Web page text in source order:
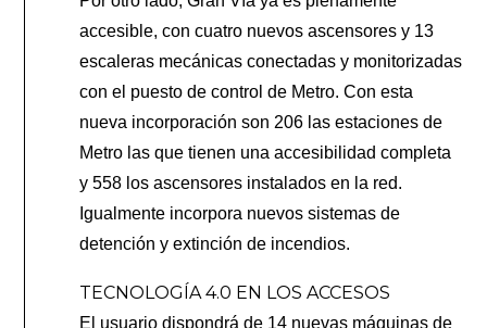
accesible, con cuatro nuevos ascensores y 13
escaleras mecánicas conectadas y monitorizadas
con el puesto de control de Metro. Con esta
nueva incorporación son 206 las estaciones de
Metro las que tienen una accesibilidad completa
y 558 los ascensores instalados en la red.
Igualmente incorpora nuevos sistemas de
detención y extinción de incendios.
TECNOLOGÍA 4.0 EN LOS ACCESOS
El usuario dispondrá de 14 nuevas máquinas de